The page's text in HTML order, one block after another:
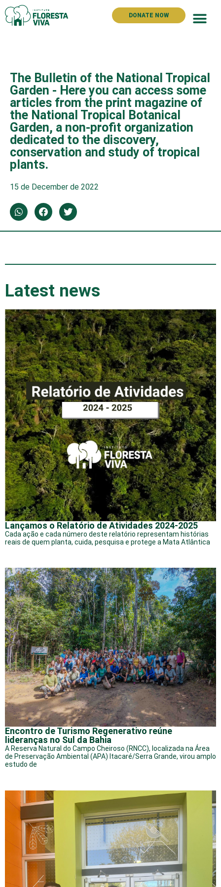
DONATE NOW
The Bulletin of the National Tropical
Garden - Here you can access some
articles from the print magazine of
the National Tropical Botanical
Garden, a non-profit organization
dedicated to the discovery,
conservation and study of tropical
plants.
15 de December de 2022
Latest news
Lançamos o Relatório de Atividades 2024-2025
Cada ação e cada número deste relatório representam histórias
reais de quem planta, cuida, pesquisa e protege a Mata Atlântica
Encontro de Turismo Regenerativo reúne
lideranças no Sul da Bahia
A Reserva Natural do Campo Cheiroso (RNCC), localizada na Área
de Preservação Ambiental (APA) Itacaré/Serra Grande, virou amplo
estudo de